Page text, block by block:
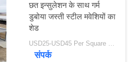
कार्यशाला
छत इन्सुलेशन के साथ गर्म
डुबोया जस्ती स्टील मवेशियों का
शेड
USD25-USD45 Per Square Meter MOQ:200 वर्ग मीटर
संपर्क